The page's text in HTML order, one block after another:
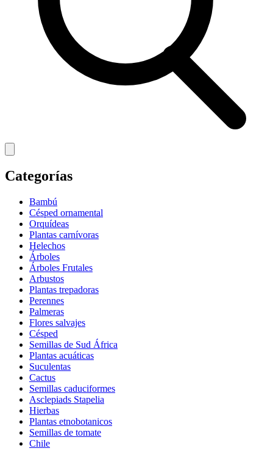
Categorías
Bambú
Césped ornamental
Orquídeas
Plantas carnívoras
Helechos
Árboles
Árboles Frutales
Arbustos
Plantas trepadoras
Perennes
Palmeras
Flores salvajes
Césped
Semillas de Sud África
Plantas acuáticas
Suculentas
Cactus
Semillas caduciformes
Asclepiads Stapelia
Hierbas
Plantas etnobotanicos
Semillas de tomate
Chile